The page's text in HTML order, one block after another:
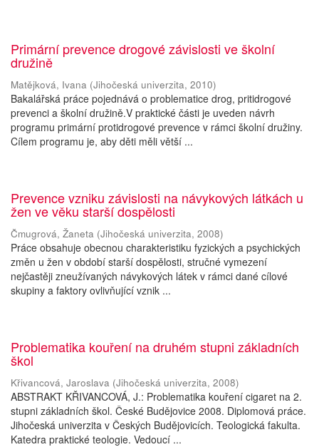
Primární prevence drogové závislosti ve školní
družině
Matějková, Ivana (Jihočeská univerzita, 2010)
Bakalářská práce pojednává o problematice drog, pritidrogové
prevenci a školní družině.V praktické části je uveden návrh
programu primární protidrogové prevence v rámci školní družiny.
Cílem programu je, aby děti měli větší ...
Prevence vzniku závislosti na návykových látkách u
žen ve věku starší dospělosti
Čmugrová, Žaneta (Jihočeská univerzita, 2008)
Práce obsahuje obecnou charakteristiku fyzických a psychických
změn u žen v období starší dospělosti, stručné vymezení
nejčastěji zneužívaných návykových látek v rámci dané cílové
skupiny a faktory ovlivňující vznik ...
Problematika kouření na druhém stupni základních
škol
Křivancová, Jaroslava (Jihočeská univerzita, 2008)
ABSTRAKT KŘIVANCOVÁ, J.: Problematika kouření cigaret na 2.
stupni základních škol. České Budějovice 2008. Diplomová práce.
Jihočeská univerzita v Českých Budějovicích. Teologická fakulta.
Katedra praktické teologie. Vedoucí ...